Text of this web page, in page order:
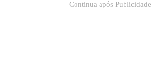
Continua após Publicidade